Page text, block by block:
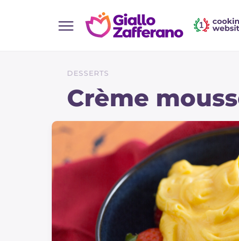
Toutes les recettes
Plats principaux
Boissons et rafraîchissements
Accompagnement
DESSERTS
Crème